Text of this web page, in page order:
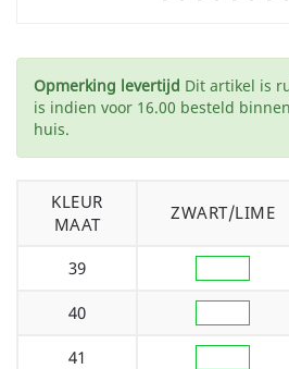
Opmerking levertijd Dit artikel is
is indien voor 16.00 besteld
huis.
KLEUR
MAAT
ZWART/LIME
39
40
41